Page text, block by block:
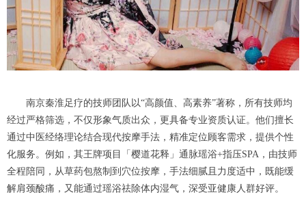
南京秦淮足疗的技师团队以“高颜值、高素养”著称，所有技师均
经过严格筛选，不仅形象气质出众，更具备专业资质认证。他们擅长
通过中医经络理论结合现代按摩手法，精准定位顾客需求，提供个性
化服务。例如，其王牌项目「樱道花释」通脉瑶浴+指压SPA，由技师
全程陪同，从草药包熬制到穴位按摩，手法细腻且力度适中，既能缓
解肩颈酸痛，又能通过瑶浴祛除体内湿气，深受亚健康人群好评。